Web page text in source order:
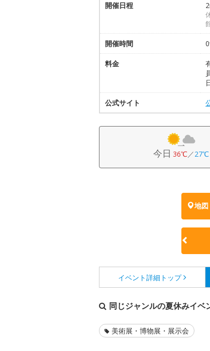
開催日程
開催時間
料金
公式サイト
今日 36℃／27℃
地
イベント詳細 トップ
同じジャンルの夏休みイベ
美術展・博物展・展示会